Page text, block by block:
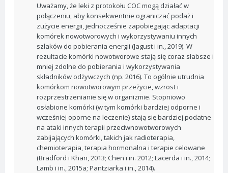
Uważamy, że leki z protokołu COC mogą działać w
połączeniu, aby konsekwentnie ograniczać podaż i
zużycie energii, jednocześnie zapobiegając adaptacji
komórek nowotworowych i wykorzystywaniu innych
szlaków do pobierania energii (Jagust i in., 2019). W
rezultacie komórki nowotworowe stają się coraz słabsze i
mniej zdolne do pobierania i wykorzystywania
składników odżywczych (np. 2016). To ogólnie utrudnia
komórkom nowotworowym przeżycie, wzrost i
rozprzestrzenianie się w organizmie. Stopniowo
osłabione komórki (w tym komórki bardziej odporne i
wcześniej oporne na leczenie) stają się bardziej podatne
na ataki innych terapii przeciwnowotworowych
zabijających komórki, takich jak radioterapia,
chemioterapia, terapia hormonalna i terapie celowane
(Bradford i Khan, 2013; Chen i in. 2012; Lacerda i in., 2014;
Lamb i in., 2015a; Pantziarka i in., 2014).